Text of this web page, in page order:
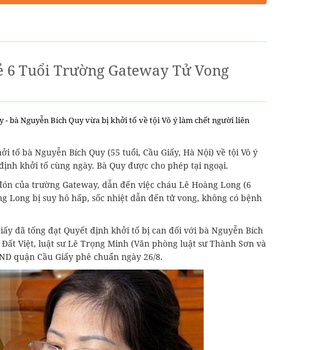
Tuổi Trường Gateway Tử Vong
bà Nguyễn Bích Quy vừa bị khởi tố về tội Vô ý làm chết người liên
tố bà Nguyễn Bích Quy (55 tuổi, Cầu Giấy, Hà Nội) về tội Vô ý
khởi tố cùng ngày. Bà Quy được cho phép tại ngoại.
của trường Gateway, dẫn đến việc cháu Lê Hoàng Long (6
Long bị suy hô hấp, sốc nhiệt dẫn đến tử vong, không có bệnh
đã tống đạt Quyết định khởi tố bị can đối với bà Nguyễn Bích
Việt, luật sư Lê Trọng Minh (Văn phòng luật sư Thành Sơn và
quận Cầu Giấy phê chuẩn ngày 26/8.